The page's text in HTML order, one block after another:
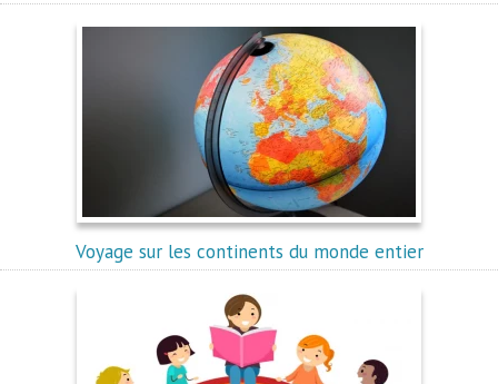
Voyage sur les continents du monde entier